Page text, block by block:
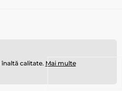
calitate. Mai multe